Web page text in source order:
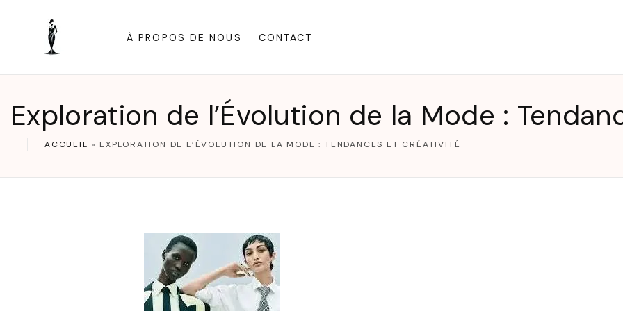
À PROPOS DE NOUS CONTACT
Exploration de l’Évolution de la Mode :
ACCUEIL » EXPLORATION DE L’ÉVOLUTION DE LA MODE : TENDANCES ET CRÉATIVITÉ